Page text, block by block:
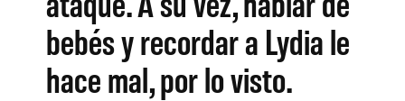
bebés y recordar a Lydia le
hace mal, por lo visto.